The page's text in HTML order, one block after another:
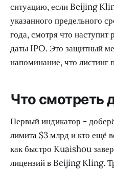
ситуацию, если Beijing
указанного предельного
года, смотря что наступит
даты IPO. Это защитный
напоминание, что листинг
Что смотреть
Первый индикатор -
лимита $3 млрд и кто ещё
как быстро Kuaishou
лицензий в Beijing Kling.